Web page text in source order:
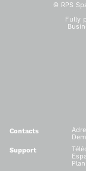
© RPS
Fully
Contacts
Support